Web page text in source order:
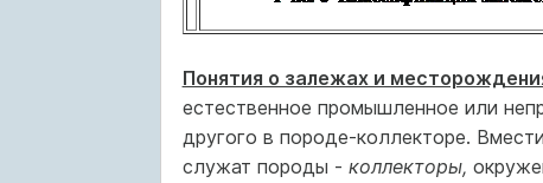
Понятия о залежах и
естественное промышленное или
другого в породе-коллекторе.
служат породы - коллекторы,